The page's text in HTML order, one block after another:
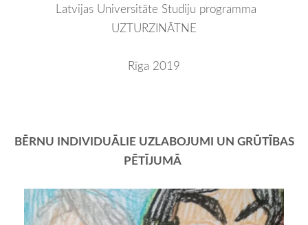
Latvijas Universitāte Studiju programma
UZTURZINĀTNE
Rīga 2019
BĒRNU INDIVIDUĀLIE UZLABOJUMI UN GRŪTĪBAS
PĒTĪJUMĀ